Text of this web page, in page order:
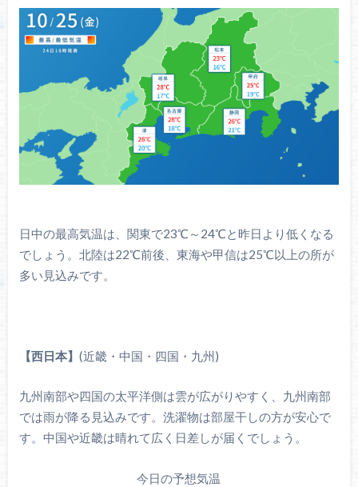
日中の最高気温は、関東で23℃～24℃と昨日より低くなる
でしょう。北陸は22℃前後、東海や甲信は25℃以上の所が
多い見込みです。
【西日本】 (近畿・中国・四国・九州)
九州南部や四国の太平洋側は雲が広がりやすく、九州南部
では雨が降る見込みです。洗濯物は部屋干しの方が安心で
す。中国や近畿は晴れて広く日差しが届くでしょう。
今日の予想気温